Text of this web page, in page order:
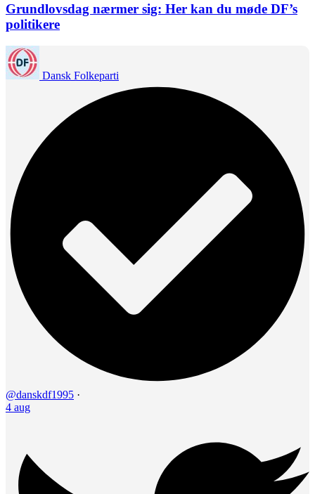
Grundlovsdag nærmer sig: Her kan du møde DF’s
politikere
Dansk Folkeparti
@danskdf1995 ·
4 aug